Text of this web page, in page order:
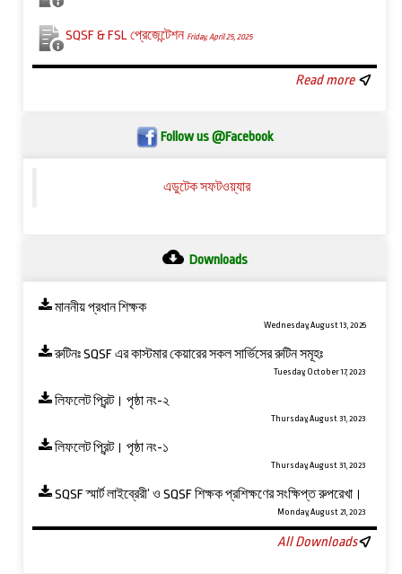
SQSF & FSL প্রেজেন্টেশন Friday, April 25, 2025
Read more
Follow us @Facebook
এডুটেক সফটওয়্যার
Downloads
মাননীয় প্রধান শিক্ষক
Wednesday, August 13, 2025
রুটিনঃ SQSF এর কাস্টমার কেয়ারের সকল সার্ভিসের রুটিন সমূহঃ
Tuesday, October 17, 2023
লিফলেট প্রিন্ট। পৃষ্ঠা নং-২
Thursday, August 31, 2023
লিফলেট প্রিন্ট। পৃষ্ঠা নং-১
Thursday, August 31, 2023
SQSF স্মার্ট লাইব্রেরী’ ও ‍SQSF শিক্ষক প্রশিক্ষণের সংক্ষিপ্ত রুপরেখা।
Monday, August 21, 2023
All Downloads